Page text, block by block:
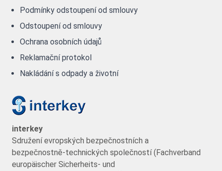
Podmínky odstoupení od smlouvy
Odstoupení od smlouvy
Ochrana osobních údajů
Reklamační protokol
Nakládání s odpady a životní
interkey
Sdružení evropských bezpečnostních a
bezpečnostně-technických společností (Fachverband
europäischer Sicherheits- und